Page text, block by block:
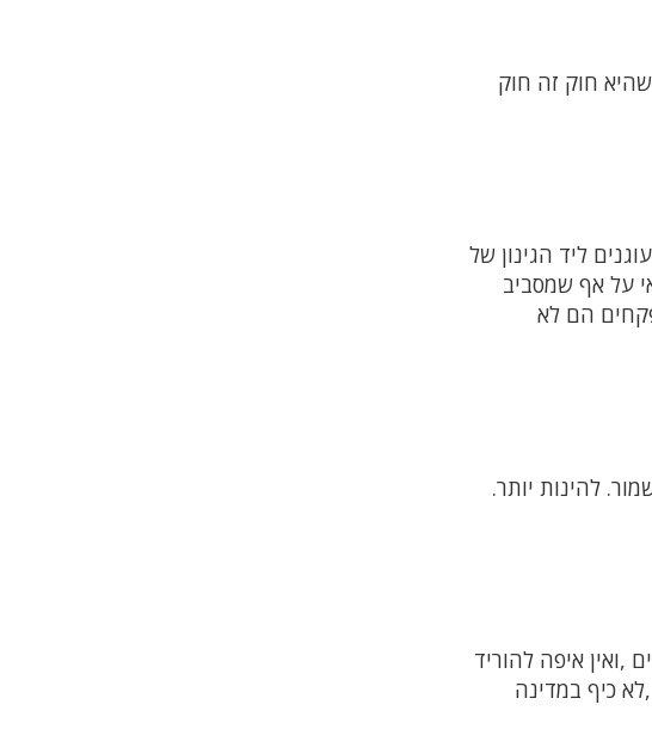
חוק זה חוק
ליד הגינון של
על אף שמסביב
הם לא
להינות יותר.
איפה להוריד
אין מקום ,לא כיף במדינה